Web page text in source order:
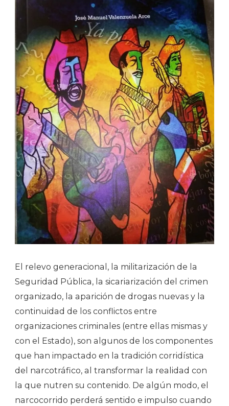
El relevo generacional, la militarización de la
Seguridad Pública, la sicariarización del crimen
organizado, la aparición de drogas nuevas y la
continuidad de los conflictos entre
organizaciones criminales (entre ellas mismas y
con el Estado), son algunos de los componentes
que han impactado en la tradición corridística
del narcotráfico, al transformar la realidad con
la que nutren su contenido. De algún modo, el
narcocorrido perderá sentido e impulso cuando